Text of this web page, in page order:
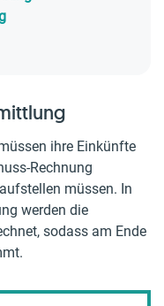
ihre Einkünfte
Rechnung
müssen. In
werden die
sodass am Ende